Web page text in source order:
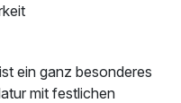
ein ganz besonderes
mit festlichen